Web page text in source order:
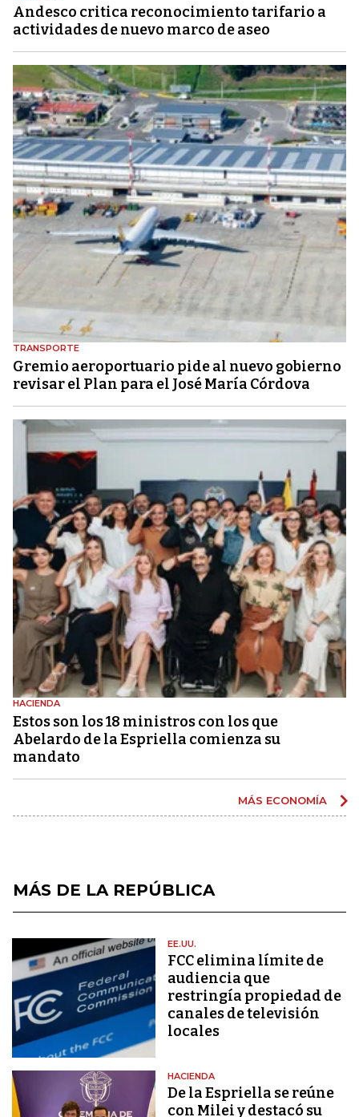
Andesco critica reconocimiento tarifario a
actividades de nuevo marco de aseo
TRANSPORTE
Gremio aeroportuario pide al nuevo gobierno
revisar el Plan para el José María Córdova
HACIENDA
Estos son los 18 ministros con los que
Abelardo de la Espriella comienza su
mandato
MÁS ECONOMÍA
MÁS DE LA REPÚBLICA
EE.UU.
FCC elimina límite de
audiencia que
restringía propiedad de
canales de televisión
locales
HACIENDA
De la Espriella se reúne
con Milei y destacó su